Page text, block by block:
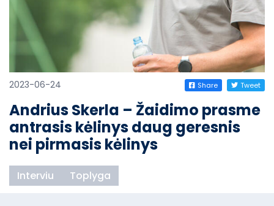
2023-06-24 Share Tweet
Andrius Skerla – Žaidimo prasme
antrasis kėlinys daug geresnis
nei pirmasis kėlinys
Interviu Toplyga